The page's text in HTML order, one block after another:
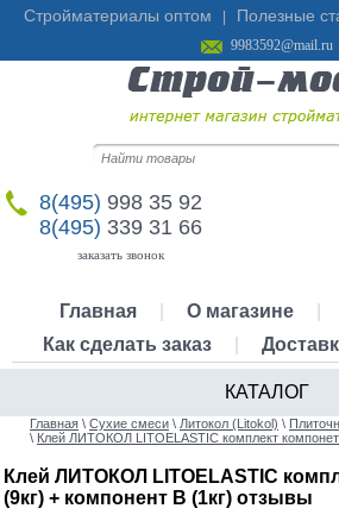
Стройматериалы оптом Полезные
9983592@mail.ru
8(495) 998 35 92
8(495) 339 31 66
заказать звонок
Главная О магазине
Как сделать заказ
КАТАЛОГ
Главная \ Сухие смеси \ Литокол (Litokol) \
\ Клей ЛИТОКОЛ LITOELASTIC комплект компонет
Клей ЛИТОКОЛ LITOELASTIC
(9кг) + компонент В (1кг) отзывы